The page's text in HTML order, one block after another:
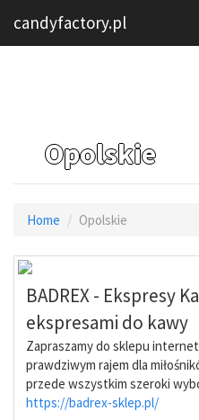
candyfactory.pl
Opolskie
Home Opolskie
BADREX - Ekspresy
ekspresami do kawy
Zapraszamy do sklepu
prawdziwym rajem dla
przede wszystkim szeroki
https://badrex-sklep.pl/